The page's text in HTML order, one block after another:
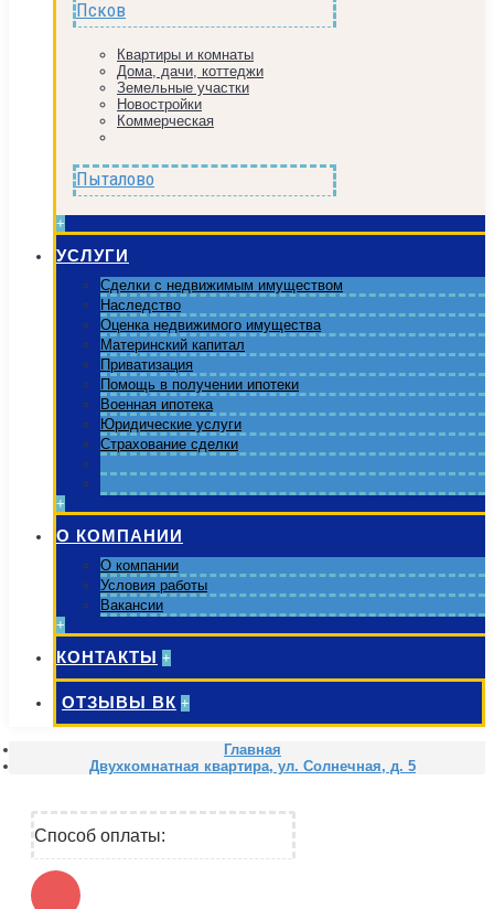
Псков
Квартиры и комнаты
Дома, дачи, коттеджи
Земельные участки
Новостройки
Коммерческая
Пыталово
+
УСЛУГИ
Сделки с недвижимым имуществом
Наследство
Оценка недвижимого имущества
Материнский капитал
Приватизация
Помощь в получении ипотеки
Военная ипотека
Юридические услуги
Страхование сделки
+
О КОМПАНИИ
О компании
Условия работы
Вакансии
+
КОНТАКТЫ +
ОТЗЫВЫ ВК +
Главная
Двухкомнатная квартира, ул. Солнечная, д. 5
Способ оплаты: